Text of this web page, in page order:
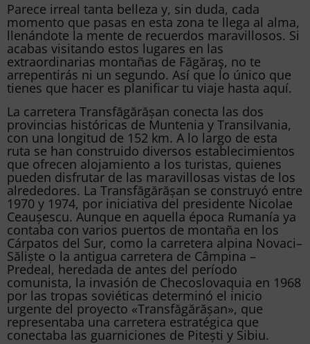
Parece irreal tanta belleza y, sin duda, cada
momento que pasas en esta zona te llega al alma,
llenándote la mente de recuerdos maravillosos. Si
acabas visitando estos lugares en las
extraordinarias montañas de Făgăraş, no te
arrepentirás ni un segundo. Así que lo único que
tienes que hacer es planificar tu viaje hasta aquí.
La carretera Transfăgărășan conecta las dos
provincias históricas de Muntenia y Transilvania,
con una longitud de 152 km. A lo largo de esta
ruta se han construido diversos establecimientos
que ofrecen alojamiento a los turistas, quienes
pueden disfrutar de las maravillosas vistas de los
alrededores. La Transfăgărășan se construyó entre
1970 y 1974, por iniciativa del presidente Nicolae
Ceaușescu. Aunque en aquella época Rumanía ya
contaba con varios puertos de montaña en los
Cárpatos del Sur, como la carretera alpina Novaci–
Săliște o la antigua carretera de Câmpina –
Predeal, heredada de antes del período
comunista, la invasión de Checoslovaquia en 1968
por las tropas soviéticas determinó el inicio
urgente del proyecto «Transfăgărășan», que
representaba una carretera estratégica que
conectaba las guarniciones de Pitești y Sibiu.